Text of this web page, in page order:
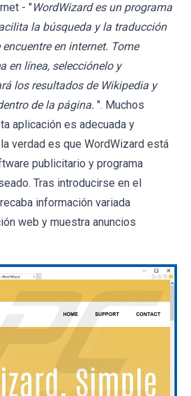
- "WordWizard es un programa
la búsqueda y la traducción
en internet. Tome
en línea, selecciónelo y
los resultados de Wikipedia y
de la página. ". Muchos
aplicación es adecuada y
verdad es que WordWizard está
publicitario y programa
Tras introducirse en el
información variada
web y muestra anuncios